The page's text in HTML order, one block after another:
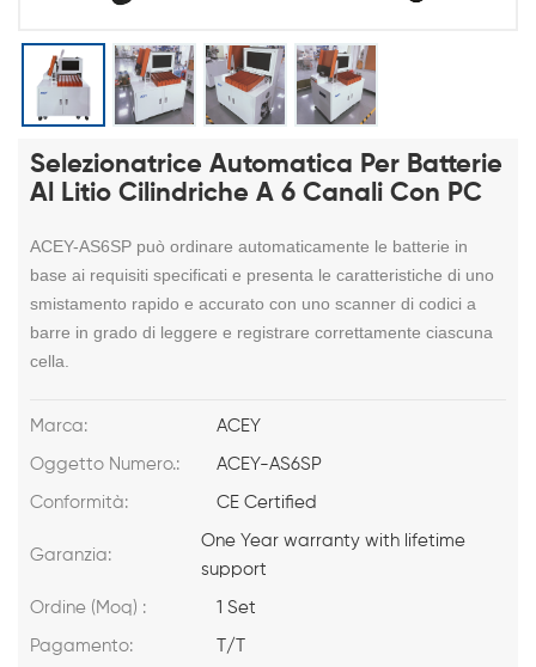
Selezionatrice Automatica Per Batterie
Al Litio Cilindriche A 6 Canali Con PC
ACEY-AS6SP può ordinare automaticamente le batterie in
base ai requisiti specificati e presenta le caratteristiche di uno
smistamento rapido e accurato con uno scanner di codici a
barre in grado di leggere e registrare correttamente ciascuna
cella.
Marca: ACEY
Oggetto Numero.: ACEY-AS6SP
Conformità: CE Certified
Garanzia:
One Year warranty with lifetime
support
Ordine (Moq) : 1 Set
Pagamento: T/T